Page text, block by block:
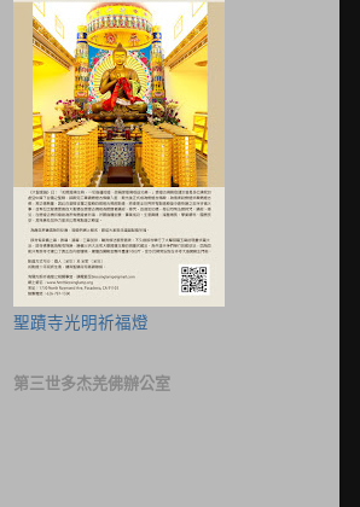
聖蹟寺光明祈福燈
第三世多杰羌佛辦公室